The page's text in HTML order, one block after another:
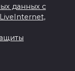
данных с